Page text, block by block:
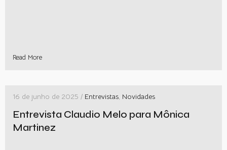
Read More
16 de junho de 2025 / Entrevistas, Novidades
Entrevista Claudio Melo para Mônica
Martinez